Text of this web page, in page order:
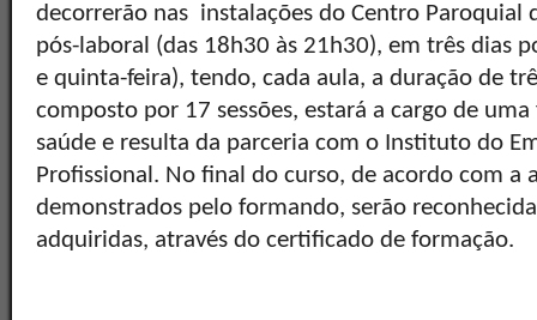
decorrerão nas instalações do Centro Paroquial
pós-laboral (das 18h30 às 21h30), em três dias
e quinta-feira), tendo, cada aula, a duração de
composto por 17 sessões, estará a cargo de
saúde e resulta da parceria com o Instituto do
Profissional. No final do curso, de acordo com a
demonstrados pelo formando, serão
adquiridas, através do certificado de formação.